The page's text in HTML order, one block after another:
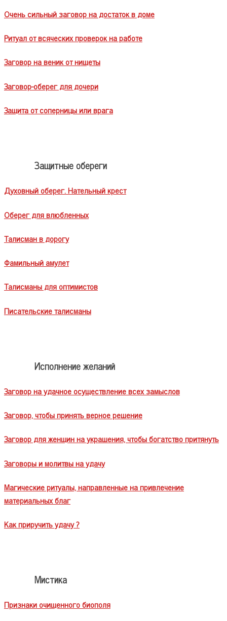
Очень сильный заговор на достаток в доме
Ритуал от всяческих проверок на работе
Заговор на веник от нищеты
Заговор-оберег для дочери
Защита от соперницы или врага
Защитные обереги
Духовный оберег. Нательный крест
Оберег для влюбленных
Талисман в дорогу
Фамильный амулет
Талисманы для оптимистов
Писательские талисманы
Исполнение желаний
Заговор на удачное осуществление всех замыслов
Заговор, чтобы принять верное решение
Заговор для женщин на украшения, чтобы богатство притянуть
Заговоры и молитвы на удачу
Магические ритуалы, направленные на привлечение
материальных благ
Как приручить удачу ?
Мистика
Признаки очищенного биополя